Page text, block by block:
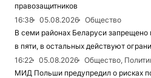
правозащитников
16:38
05.08.2026
Общество
В семи районах Беларуси
в пяти, в остальных действуют
16:22
05.08.2026
Общество,
МИД Польши предупредил о рисках